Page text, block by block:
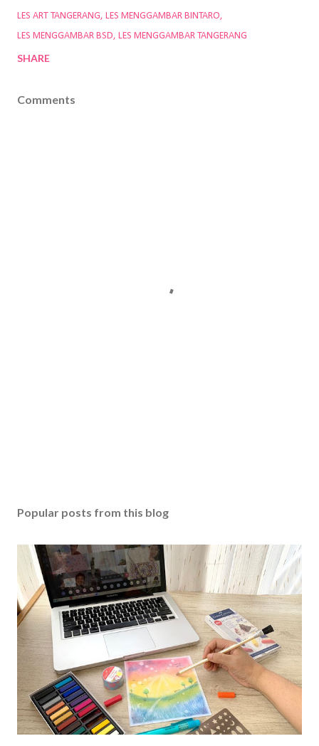
LES ART TANGERANG
LES MENGGAMBAR BINTARO
LES MENGGAMBAR BSD
LES MENGGAMBAR TANGERANG
SHARE
Comments
Popular posts from this blog